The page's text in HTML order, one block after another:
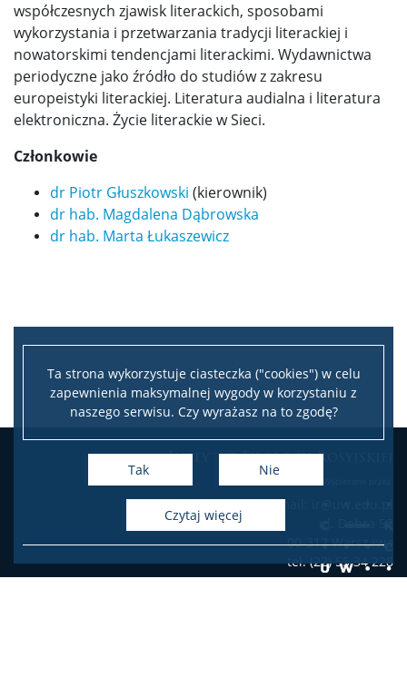
Ta strona wykorzystuje ciasteczka ("cookies") w celu
zapewnienia maksymalnej wygody w korzystaniu z
naszego serwisu. Czy wyrażasz na to zgodę?
Tak Nie
czytaj więcej
Wzory wniosków i podań
Akty prawne
Dokumenty ogólnouniwersyteckie
Uchwały Rad Naukowych Dyscyplin
Kontakt
IN ENGLISH
About the Institute
Faculty and Teaching Staff
Research
współczesnych zjawisk literackich, sposobami
wykorzystania i przetwarzania tradycji literackiej i
nowatorskimi tendencjami literackimi. Wydawnictwa
periodyczne jako źródło do studiów z zakresu
europeistyki literackiej. Literatura audialna i literatura
elektroniczna. Życie literackie w Sieci.
Członkowie
dr Piotr Głuszkowski (kierownik)
dr hab. Magdalena Dąbrowska
dr hab. Marta Łukaszewicz
Leaflet|©OpenStreetMapcontributors
Instytut Filologii Rosyjskiej
e-mail: ir@uw.edu.pl
00-312 Warszawa
tel. (22) 55 34 228